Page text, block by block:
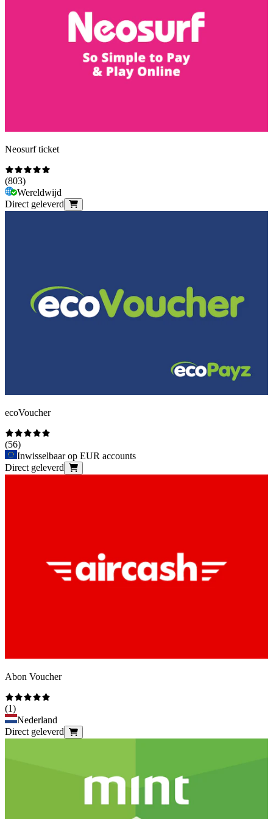
Neosurf ticket
(803)
Wereldwijd
Direct geleverd
ecoVoucher
(56)
Inwisselbaar op EUR accounts
Direct geleverd
Abon Voucher
(1)
Nederland
Direct geleverd